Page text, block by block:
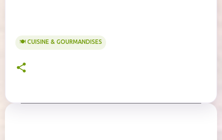
🍽️ CUISINE & GOURMANDISES